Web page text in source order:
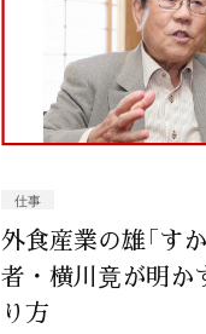
仕事
外食産業の雄「す
者・横川竟が明か
り方